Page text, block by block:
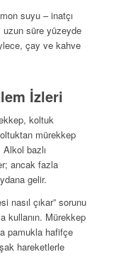
suyu – inatçı
uzun süre yüzeyde
çay ve kahve
İzleri
koltuk
mürekkep
bazlı
ancak fazla
gelir.
nasıl çıkar” sorunu
kullanın. Mürekkep
pamukla hafifçe
hareketlerle